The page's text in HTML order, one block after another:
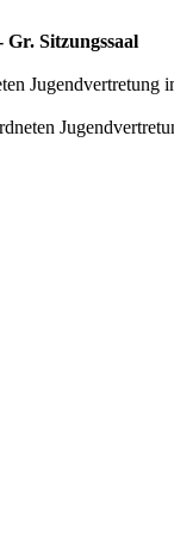
Sitzungssaal
Jugendvertretung